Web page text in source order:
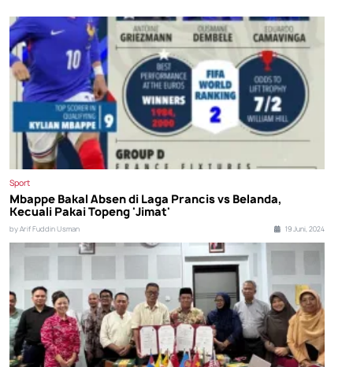
Sport
Mbappe Bakal Absen di Laga Prancis vs Belanda,
Kecuali Pakai Topeng 'Jimat'
by Arif Fuddin Usman 19 Juni, 2024